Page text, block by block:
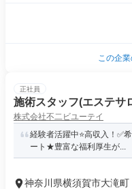
この企
正社員
施術スタッフ(エステサ
株式会社不二ビユーテイ
経験者活躍中⭐️高収入！✅
ート★豊富な福利厚生が...
神奈川県横須賀市大滝町